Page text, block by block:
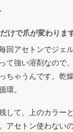
けで爪が変わりま
回アセトンでジェ
て強い溶剤なので
ちゃうんです。乾
。
して、上のカラー
アセトン使わない